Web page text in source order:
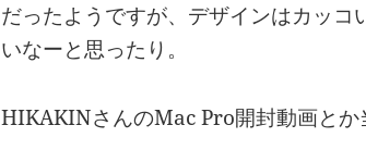
だったようですが、デザインはカッ
いなーと思ったり。
HIKAKINさんのMac Pro開封動画とか